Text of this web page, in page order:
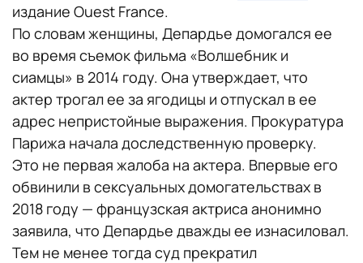
издание Ouest France.
По словам женщины, Депардье домогался ее
во время съемок фильма «Волшебник и
сиамцы» в 2014 году. Она утверждает, что
актер трогал ее за ягодицы и отпускал в ее
адрес непристойные выражения. Прокуратура
Парижа начала доследственную проверку.
Это не первая жалоба на актера. Впервые его
обвинили в сексуальных домогательствах в
2018 году — французская актриса анонимно
заявила, что Депардье дважды ее изнасиловал.
Тем не менее тогда суд прекратил